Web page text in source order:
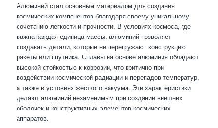
Алюминий стал основным материалом для создания
космических компонентов благодаря своему уникальному
сочетанию легкости и прочности. В условиях космоса, где
важна каждая единица массы, алюминий позволяет
создавать детали, которые не перегружают конструкцию
ракеты или спутника. Сплавы на основе алюминия обладают
высокой стойкостью к коррозии, что критично при
воздействии космической радиации и перепадов температур,
а также в условиях жесткого вакуума. Эти характеристики
делают алюминий незаменимым при создании внешних
оболочек и конструктивных элементов космических
аппаратов.